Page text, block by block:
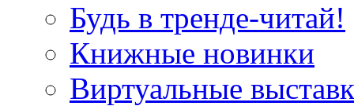
Будь в тренде-читай!
Книжные новинки
Виртуальные